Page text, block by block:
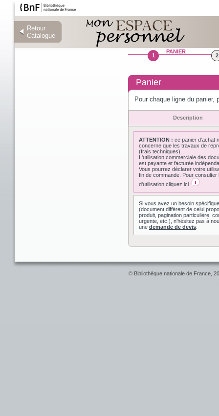
Retour
Catalogue
Retour
Catalogue
1
PANIER
2
Panier
Pour chaque ligne du
Description
ATTENTION : ce panier d'achat
concerne que les travaux de
(frais techniques).
L'utilisation commerciale des
est payante et facturée
Vous pourrez déclarer votre
fin de commande. Pour consulter
d'utilisation cliquez ici
Si vous avez un besoin spécifique
(document différent de celui
produit, pagination particulière,
urgente, etc.), n'hésitez pas à
une demande de devis
© Bibliothèque nationale de France,